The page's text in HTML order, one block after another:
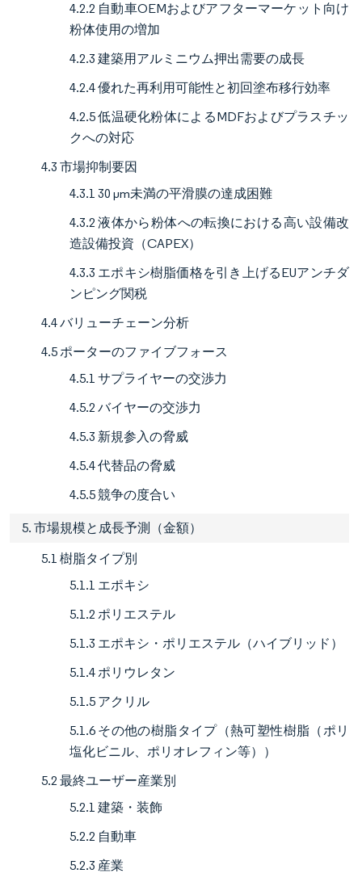
4.2.2 自動車OEMおよびアフターマーケット向け
粉体使用の増加
4.2.3 建築用アルミニウム押出需要の成長
4.2.4 優れた再利用可能性と初回塗布移行効率
4.2.5 低温硬化粉体によるMDFおよびプラスチッ
クへの対応
4.3 市場抑制要因
4.3.1 30 µm未満の平滑膜の達成困難
4.3.2 液体から粉体への転換における高い設備改
造設備投資（CAPEX）
4.3.3 エポキシ樹脂価格を引き上げるEUアンチダ
ンピング関税
4.4 バリューチェーン分析
4.5 ポーターのファイブフォース
4.5.1 サプライヤーの交渉力
4.5.2 バイヤーの交渉力
4.5.3 新規参入の脅威
4.5.4 代替品の脅威
4.5.5 競争の度合い
5. 市場規模と成長予測（金額）
5.1 樹脂タイプ別
5.1.1 エポキシ
5.1.2 ポリエステル
5.1.3 エポキシ・ポリエステル（ハイブリッド）
5.1.4 ポリウレタン
5.1.5 アクリル
5.1.6 その他の樹脂タイプ（熱可塑性樹脂（ポリ
塩化ビニル、ポリオレフィン等））
5.2 最終ユーザー産業別
5.2.1 建築・装飾
5.2.2 自動車
5.2.3 産業